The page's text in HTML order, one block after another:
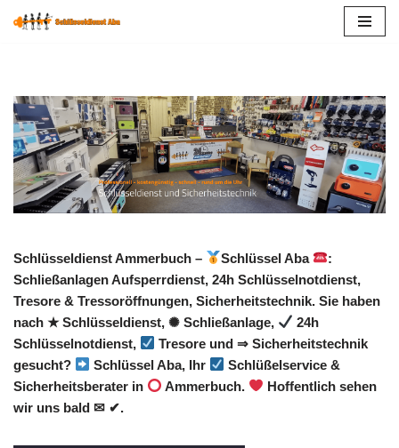
Schlüsseldienst Ammerbuch – Schlüssel Aba
:
Schließanlagen Aufsperrdienst, 24h Schlüsselnotdienst,
Tresore & Tressoröffnungen, Sicherheitstechnik. Sie haben
nach ★ Schlüsseldienst, ✺ Schließanlage,
24h
Schlüsselnotdienst,
Tresore und ⇒ Sicherheitstechnik
gesucht?
Schlüssel Aba, Ihr
Schlüßelservice &
Sicherheitsberater in
Ammerbuch.
Hoffentlich sehen
wir uns bald ✉ ✔.